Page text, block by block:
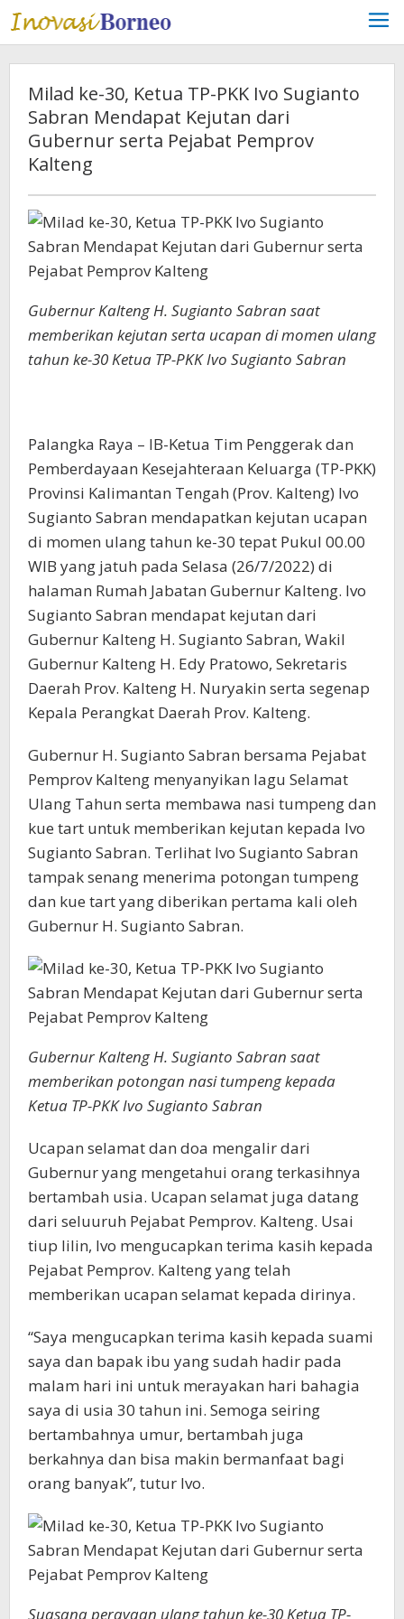
Lewati
ke
konten
Milad ke-30, Ketua TP-PKK Ivo Sugianto
Sabran Mendapat Kejutan dari
Gubernur serta Pejabat Pemprov
Kalteng
Gubernur Kalteng H. Sugianto Sabran saat
memberikan kejutan serta ucapan di momen ulang
tahun ke-30 Ketua TP-PKK Ivo Sugianto Sabran
Palangka Raya – IB-Ketua Tim Penggerak dan
Pemberdayaan Kesejahteraan Keluarga (TP-PKK)
Provinsi Kalimantan Tengah (Prov. Kalteng) Ivo
Sugianto Sabran mendapatkan kejutan ucapan
di momen ulang tahun ke-30 tepat Pukul 00.00
WIB yang jatuh pada Selasa (26/7/2022) di
halaman Rumah Jabatan Gubernur Kalteng. Ivo
Sugianto Sabran mendapat kejutan dari
Gubernur Kalteng H. Sugianto Sabran, Wakil
Gubernur Kalteng H. Edy Pratowo, Sekretaris
Daerah Prov. Kalteng H. Nuryakin serta segenap
Kepala Perangkat Daerah Prov. Kalteng.
Gubernur H. Sugianto Sabran bersama Pejabat
Pemprov Kalteng menyanyikan lagu Selamat
Ulang Tahun serta membawa nasi tumpeng dan
kue tart untuk memberikan kejutan kepada Ivo
Sugianto Sabran. Terlihat Ivo Sugianto Sabran
tampak senang menerima potongan tumpeng
dan kue tart yang diberikan pertama kali oleh
Gubernur H. Sugianto Sabran.
Gubernur Kalteng H. Sugianto Sabran saat
memberikan potongan nasi tumpeng kepada
Ketua TP-PKK Ivo Sugianto Sabran
Ucapan selamat dan doa mengalir dari
Gubernur yang mengetahui orang terkasihnya
bertambah usia. Ucapan selamat juga datang
dari seluuruh Pejabat Pemprov. Kalteng. Usai
tiup lilin, Ivo mengucapkan terima kasih kepada
Pejabat Pemprov. Kalteng yang telah
memberikan ucapan selamat kepada dirinya.
“Saya mengucapkan terima kasih kepada suami
saya dan bapak ibu yang sudah hadir pada
malam hari ini untuk merayakan hari bahagia
saya di usia 30 tahun ini. Semoga seiring
bertambahnya umur, bertambah juga
berkahnya dan bisa makin bermanfaat bagi
orang banyak”, tutur Ivo.
Suasana perayaan ulang tahun ke-30 Ketua TP-